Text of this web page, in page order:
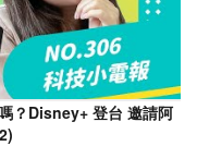
？Disney+ 登台 邀請阿